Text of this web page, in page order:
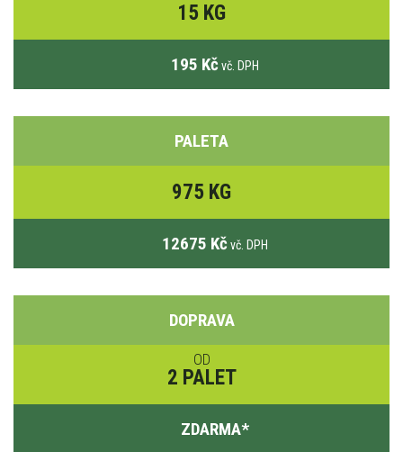
15 KG
195 Kč vč. DPH
PALETA
975 KG
12675 Kč vč. DPH
DOPRAVA
OD
2 PALET
ZDARMA*